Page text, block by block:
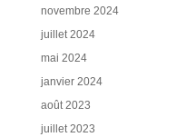
novembre 2024
juillet 2024
mai 2024
janvier 2024
août 2023
juillet 2023